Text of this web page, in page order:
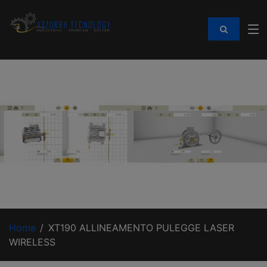
Home
XT190 ALLINEAMENTO PULEGGE LASER
WIRELESS